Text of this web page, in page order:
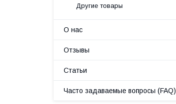
Другие товары
О нас
Отзывы
Статьи
Часто задаваемые вопросы (FAQ)